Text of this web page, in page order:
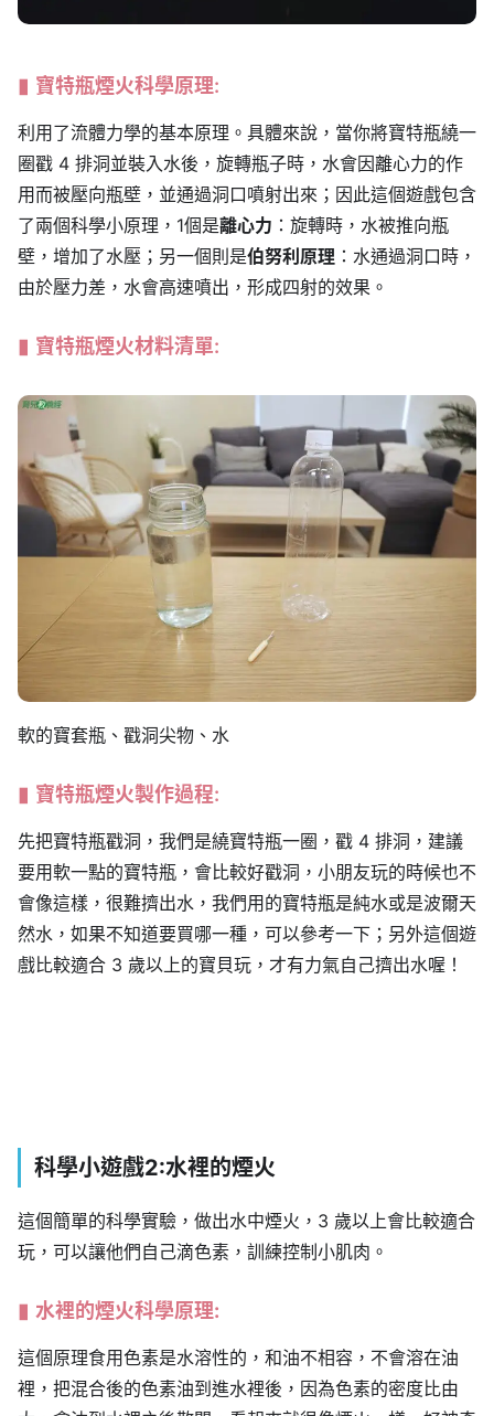
寶特瓶煙火科學原理:
利用了流體力學的基本原理。具體來說，當你將寶特瓶繞一
圈戳 4 排洞並裝入水後，旋轉瓶子時，水會因離心力的作
用而被壓向瓶壁，並通過洞口噴射出來；因此這個遊戲包含
了兩個科學小原理，1個是離心力 ：旋轉時，水被推向瓶
壁，增加了水壓；另一個則是伯努利原理 ：水通過洞口時，
由於壓力差，水會高速噴出，形成四射的效果。
寶特瓶煙火材料清單:
軟的寶套瓶、戳洞尖物、水
寶特瓶煙火製作過程:
先把寶特瓶戳洞，我們是繞寶特瓶一圈，戳 4 排洞，建議
要用軟一點的寶特瓶，會比較好戳洞，小朋友玩的時候也不
會像這樣，很難擠出水，我們用的寶特瓶是純水或是波爾天
然水，如果不知道要買哪一種，可以參考一下；另外這個遊
戲比較適合 3 歲以上的寶貝玩，才有力氣自己擠出水喔！
科學小遊戲2:水裡的煙火
這個簡單的科學實驗，做出水中煙火，3 歲以上會比較適合
玩，可以讓他們自己滴色素，訓練控制小肌肉。
水裡的煙火科學原理:
這個原理食用色素是水溶性的，和油不相容，不會溶在油
裡，把混合後的色素油到進水裡後，因為色素的密度比由